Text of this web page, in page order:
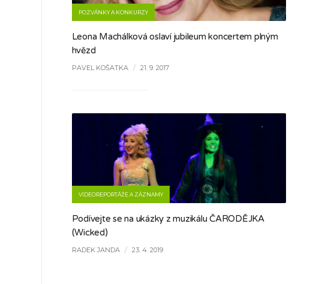
POZVÁNKY A KONKURZY
Leona Machálková oslaví jubileum koncertem plným
hvězd
PAVEL KOŠATKA / 21. 9. 2017
VIDEOREPORTÁŽE A ZÁZNAMY
Podívejte se na ukázky z muzikálu ČARODĚJKA
(Wicked)
RADEK JANDA / 23. 4. 2019